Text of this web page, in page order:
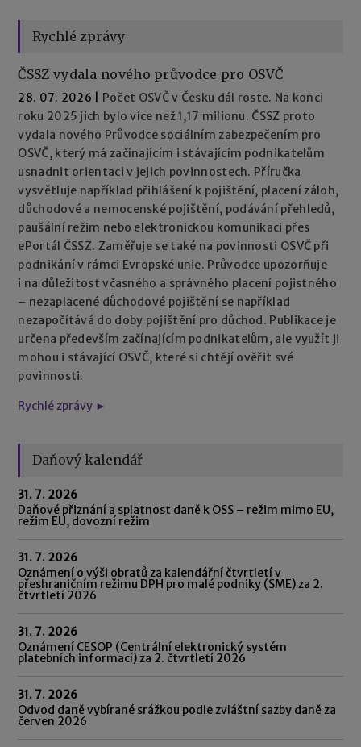
Rychlé zprávy
ČSSZ vydala nového průvodce pro OSVČ
28. 07. 2026
Počet OSVČ v Česku dál roste. Na konci
roku 2025 jich bylo více než 1,17 milionu. ČSSZ proto
vydala nového Průvodce sociálním zabezpečením pro
OSVČ, který má začínajícím i stávajícím podnikatelům
usnadnit orientaci v jejich povinnostech. Příručka
vysvětluje například přihlášení k pojištění, placení záloh,
důchodové a nemocenské pojištění, podávání přehledů,
paušální režim nebo elektronickou komunikaci přes
ePortál ČSSZ. Zaměřuje se také na povinnosti OSVČ při
podnikání v rámci Evropské unie. Průvodce upozorňuje
i na důležitost včasného a správného placení pojistného
– nezaplacené důchodové pojištění se například
nezapočítává do doby pojištění pro důchod. Publikace je
určena především začínajícím podnikatelům, ale využít ji
mohou i stávající OSVČ, které si chtějí ověřit své
povinnosti.
Rychlé zprávy ►
Daňový kalendář
31. 7. 2026
Daňové přiznání a splatnost daně k OSS – režim mimo EU,
režim EU, dovozní režim
31. 7. 2026
Oznámení o výši obratů za kalendářní čtvrtletí v
přeshraničním režimu DPH pro malé podniky (SME) za 2.
čtvrtletí 2026
31. 7. 2026
Oznámení CESOP (Centrální elektronický systém
platebních informací) za 2. čtvrtletí 2026
31. 7. 2026
Odvod daně vybírané srážkou podle zvláštní sazby daně za
červen 2026